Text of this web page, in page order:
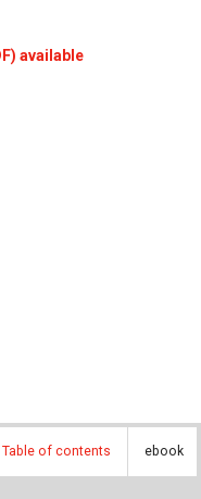
available
Table of contents ebook